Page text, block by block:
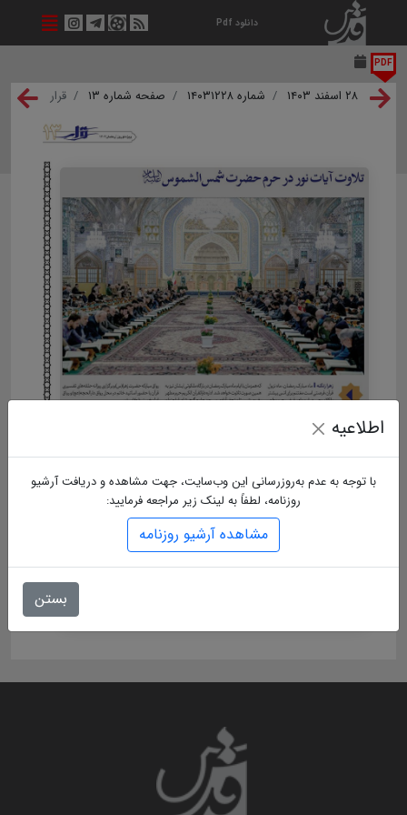
دانلود Pdf
PDF
۲۸ اسفند ۱۴۰۳ شماره ۱۴۰۳۱۲۲۸ صفحه شماره ۱۳ قرار
اطلاعیه
با توجه به عدم به‌روزرسانی این وب‌سایت، جهت مشاهده و دریافت آرشیو
روزنامه، لطفاً به لینک زیر مراجعه فرمایید:
مشاهده آرشیو روزنامه
بستن